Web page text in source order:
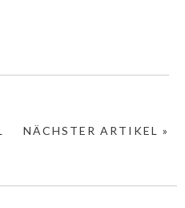
NÄCHSTER ARTIKEL »